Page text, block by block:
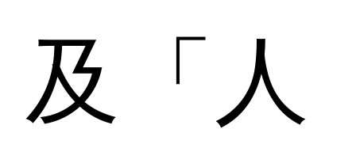
及「人